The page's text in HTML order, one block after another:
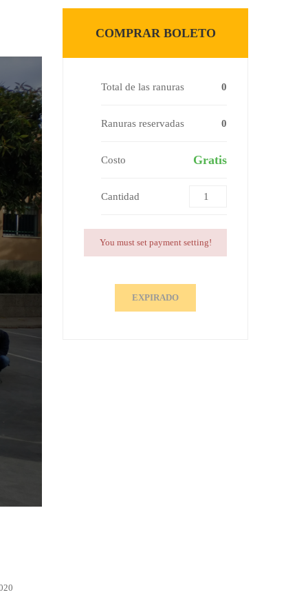
COMPRAR BOLETO
Total de las ranuras 0
Ranuras reservadas 0
Costo Gratis
Cantidad
You must set payment setting!
EXPIRADO